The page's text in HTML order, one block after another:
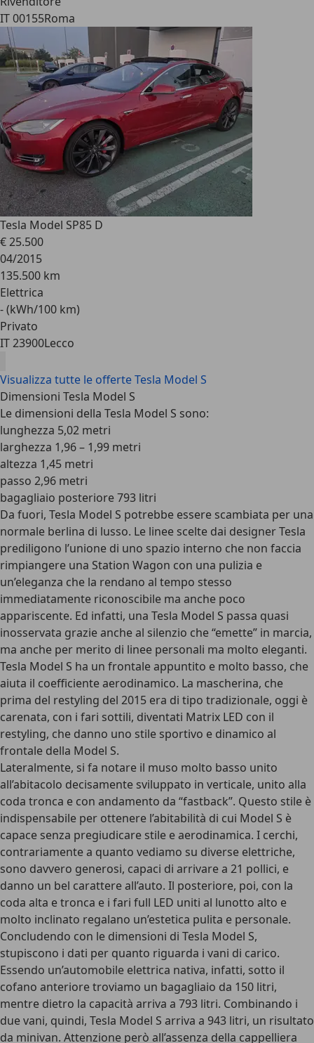
IT 00155Roma
Tesla Model SP85 D
€ 25.500
04/2015
135.500 km
Elettrica
- (kWh/100 km)
Privato
IT 23900Lecco
Visualizza tutte le offerte Tesla Model S
Dimensioni Tesla Model S
Le dimensioni della Tesla Model S sono:
lunghezza 5,02 metri
larghezza 1,96 – 1,99 metri
altezza 1,45 metri
passo 2,96 metri
bagagliaio posteriore 793 litri
Da fuori, Tesla Model S potrebbe essere scambiata per una
normale berlina di lusso. Le linee scelte dai designer Tesla
prediligono l’unione di uno spazio interno che non faccia
rimpiangere una Station Wagon con una pulizia e
un’eleganza che la rendano al tempo stesso
immediatamente riconoscibile ma anche poco
appariscente. Ed infatti, una Tesla Model S passa quasi
inosservata grazie anche al silenzio che “emette” in marcia,
ma anche per merito di linee personali ma molto eleganti.
Tesla Model S ha un frontale appuntito e molto basso, che
aiuta il coefficiente aerodinamico. La mascherina, che
prima del restyling del 2015 era di tipo tradizionale, oggi è
carenata, con i fari sottili, diventati Matrix LED con il
restyling, che danno uno stile sportivo e dinamico al
frontale della Model S.
Lateralmente, si fa notare il muso molto basso unito
all’abitacolo decisamente sviluppato in verticale, unito alla
coda tronca e con andamento da “fastback”. Questo stile è
indispensabile per ottenere l’abitabilità di cui Model S è
capace senza pregiudicare stile e aerodinamica. I cerchi,
contrariamente a quanto vediamo su diverse elettriche,
sono davvero generosi, capaci di arrivare a 21 pollici, e
danno un bel carattere all’auto. Il posteriore, poi, con la
coda alta e tronca e i fari full LED uniti al lunotto alto e
molto inclinato regalano un’estetica pulita e personale.
Concludendo con le dimensioni di Tesla Model S,
stupiscono i dati per quanto riguarda i vani di carico.
Essendo un’automobile elettrica nativa, infatti, sotto il
cofano anteriore troviamo un bagagliaio da 150 litri,
mentre dietro la capacità arriva a 793 litri. Combinando i
due vani, quindi, Tesla Model S arriva a 943 litri, un risultato
da minivan. Attenzione però all’assenza della cappelliera